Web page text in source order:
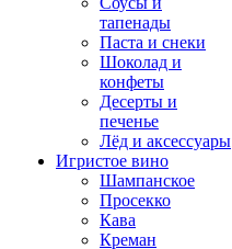
тапенады
Паста и снеки
Шоколад и
конфеты
Десерты и
печенье
Лёд и аксессуары
Игристое вино
Шампанское
Просекко
Кава
Креман